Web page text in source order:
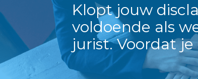
Klopt jouw
voldoende als
jurist. Voordat